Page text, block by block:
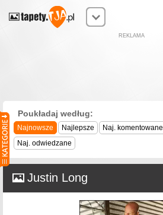
REKLAMA
Poukładaj według:
Najnowsze Najlepsze Naj. komentowane
Naj. odwiedzane
Justin Long